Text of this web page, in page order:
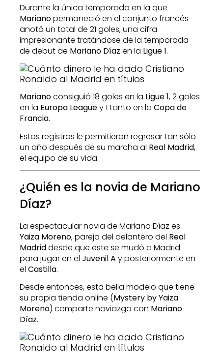
Durante la única temporada en la que
Marianopermaneció en el conjunto francés
anotó un total de 21 goles, una cifra
impresionante tratándose de la temporada
de debut de Mariano Díaz en la Ligue 1.
Marianoconsiguió 18 goles en la Ligue 1, 2 goles
en la Europa Leaguey 1 tanto en la Copa de
Francia.
Estos registros le permitieron regresar tan sólo
un año después de su marcha al Real Madrid,
el equipo de su vida.
¿Quién es la novia de Mariano
Díaz?
La espectacular novia de Mariano Díaz es
Yaiza Moreno, pareja del delantero del Real
Madriddesde que este se mudó a Madrid
para jugar en el Juvenil A y posteriormente en
el Castilla.
Desde entonces, esta bella modelo que tiene
su propia tienda online (Mystery by Yaiza
Moreno) comparte noviazgo con Mariano
Díaz.